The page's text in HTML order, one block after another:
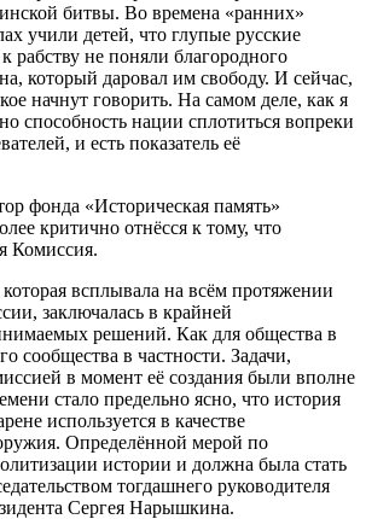
битвы. Во времена «ранних»
учили детей, что глупые русские
рабству не поняли благородного
который даровал им свободу. И сейчас,
начнут говорить. На самом деле, как я
способность нации сплотиться вопреки
и есть показатель её
фонда «Историческая память»
критично отнёсся к тому, что
Комиссия.
всплывала на всём протяжении
заключалась в крайней
решений. Как для общества в
сообщества в частности. Задачи,
в момент её создания были вполне
стало предельно ясно, что история
используется в качестве
Определённой мерой по
истории и должна была стать
тогдашнего руководителя
Сергея Нарышкина.